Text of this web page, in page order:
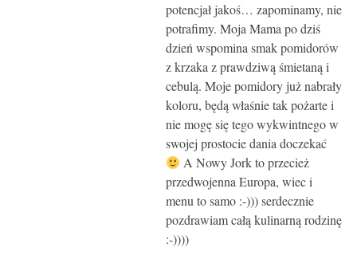
potencjał jakoś… zapominamy, nie
potrafimy. Moja Mama po dziś
dzień wspomina smak pomidorów
z krzaka z prawdziwą śmietaną i
cebulą. Moje pomidory już nabrały
koloru, będą właśnie tak pożarte i
nie mogę się tego wykwintnego w
swojej prostocie dania doczekać
A Nowy Jork to przecież
przedwojenna Europa, wiec i
menu to samo :-))) serdecznie
pozdrawiam całą kulinarną rodzinę
:-))))